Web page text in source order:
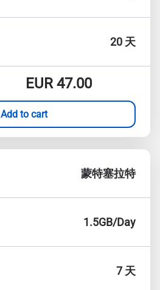
20 天
EUR47.00
Add to cart
蒙特塞拉特
1.5GB/Day
7 天